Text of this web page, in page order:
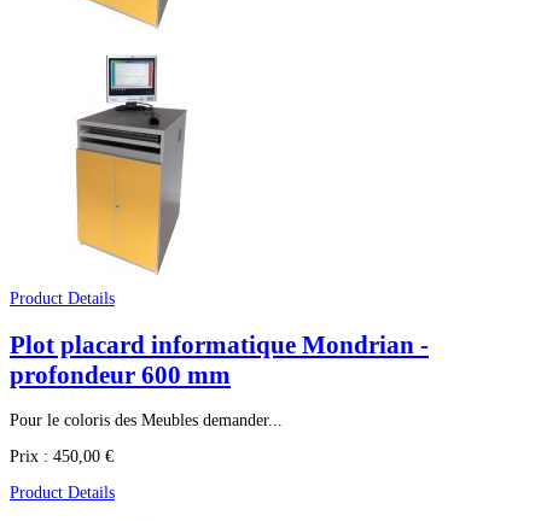
Product Details
Plot placard informatique Mondrian -
profondeur 600 mm
Pour le coloris des Meubles demander...
Prix : 450,00 €
Product Details